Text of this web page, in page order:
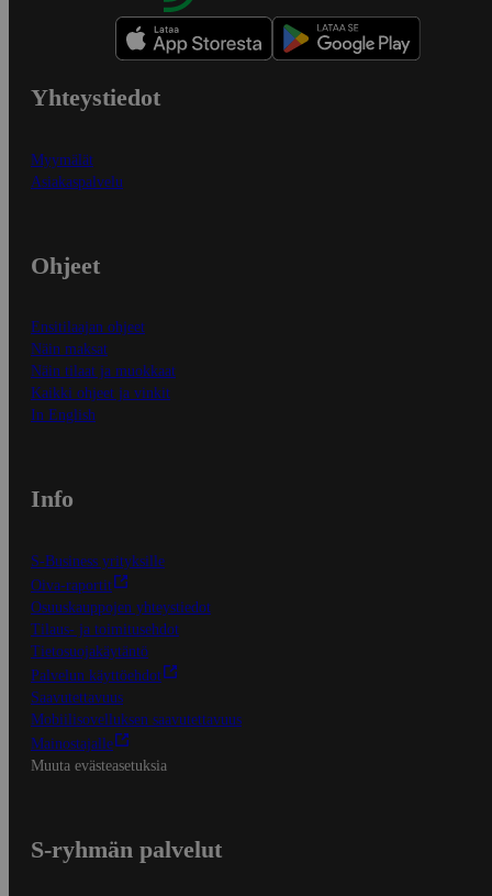
Yhteystiedot
Myymälät
Asiakaspalvelu
Ohjeet
Ensitilaajan ohjeet
Näin maksat
Näin tilaat ja muokkaat
Kaikki ohjeet ja vinkit
In English
Info
S-Business yrityksille
Oiva-raportit
Osuuskauppojen yhteystiedot
Tilaus- ja toimitusehdot
Tietosuojakäytäntö
Palvelun käyttöehdot
Saavutettavuus
Mobiilisovelluksen saavutettavuus
Mainostajalle
Muuta evästeasetuksia
S-ryhmän palvelut